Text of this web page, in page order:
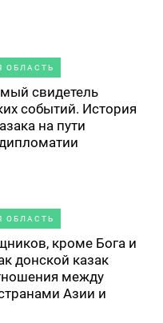
ОБЛАСТЬ
свидетель
событий. История
на пути
ОБЛАСТЬ
кроме Бога и
донской казак
между
Азии и